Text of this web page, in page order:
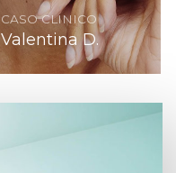
CASO CLINICO
Valentina D.